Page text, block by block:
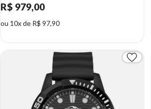
R$ 979,00
ou 10x de R$ 97,90